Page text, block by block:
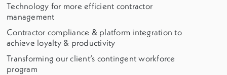
Technology for more efficient contractor
management
Contractor compliance & platform integration to
achieve loyalty & productivity
Transforming our client’s contingent workforce
program